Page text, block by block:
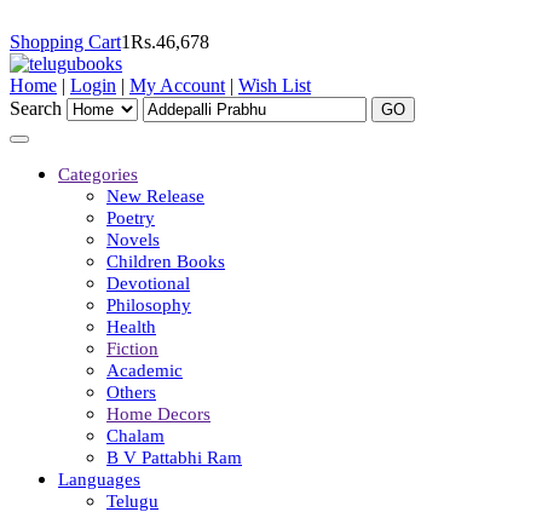
Shopping Cart1Rs.46,678
Home | Login | My Account | Wish List
Search
Categories
New Release
Poetry
Novels
Children Books
Devotional
Philosophy
Health
Fiction
Academic
Others
Home Decors
Chalam
B V Pattabhi Ram
Languages
Telugu